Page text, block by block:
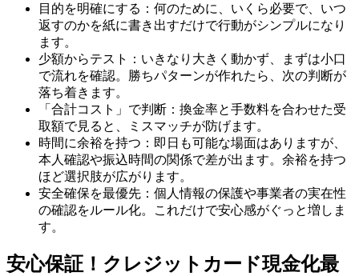
目的を明確にする：何のために、いくら必要で、いつ
返すのかを紙に書き出すだけで行動がシンプルになり
ます。
少額からテスト：いきなり大きく動かず、まずは小口
で流れを確認。勝ちパターンが作れたら、次の判断が
落ち着きます。
「合計コスト」で判断：換金率と手数料を合わせた受
取額で見ると、ミスマッチが防げます。
時間に余裕を持つ：即日も可能な場面はありますが、
本人確認や振込時間の関係で差が出ます。余裕を持つ
ほど選択肢が広がります。
安全確保を最優先：個人情報の保護や事業者の実在性
の確認をルール化。これだけで安心感がぐっと増しま
す。
安心保証！クレジットカード現金化最